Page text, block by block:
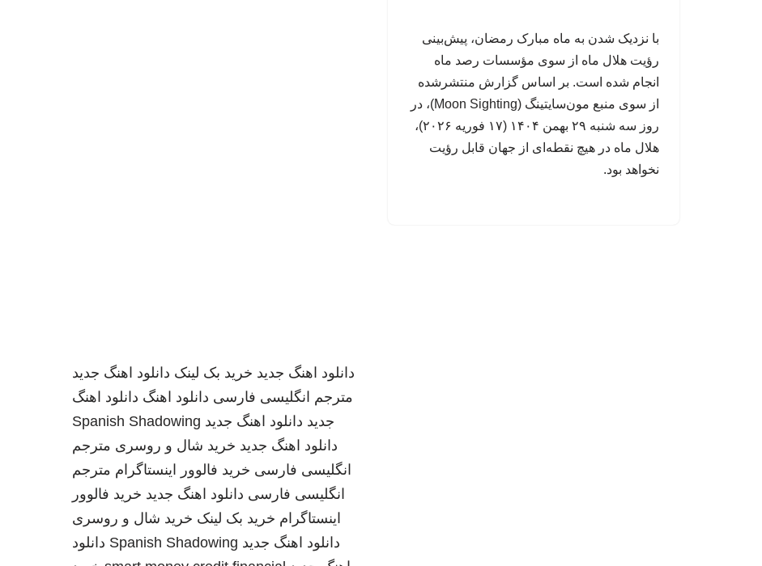
با نزدیک شدن به ماه مبارک رمضان، پیش‌بینی
رؤیت هلال ماه از سوی مؤسسات رصد ماه
انجام شده است. بر اساس گزارش منتشرشده
از سوی منبع مون‌سایتینگ (Moon Sighting)، در
روز سه شنبه ۲۹ بهمن ۱۴۰۴ (۱۷ فوریه ۲۰۲۶)،
هلال ماه در هیچ نقطه‌ای از جهان قابل رؤیت
نخواهد بود.
دانلود اهنگ جدید خرید بک لینک دانلود اهنگ جدید
مترجم انگلیسی فارسی دانلود اهنگ دانلود اهنگ
جدید دانلود اهنگ جدید Spanish Shadowing
دانلود اهنگ جدید خرید شال و روسری مترجم
انگلیسی فارسی خرید فالوور اینستاگرام مترجم
انگلیسی فارسی دانلود اهنگ جدید خرید فالوور
اینستاگرام خرید بک لینک خرید شال و روسری
دانلود اهنگ جدید Spanish Shadowing دانلود